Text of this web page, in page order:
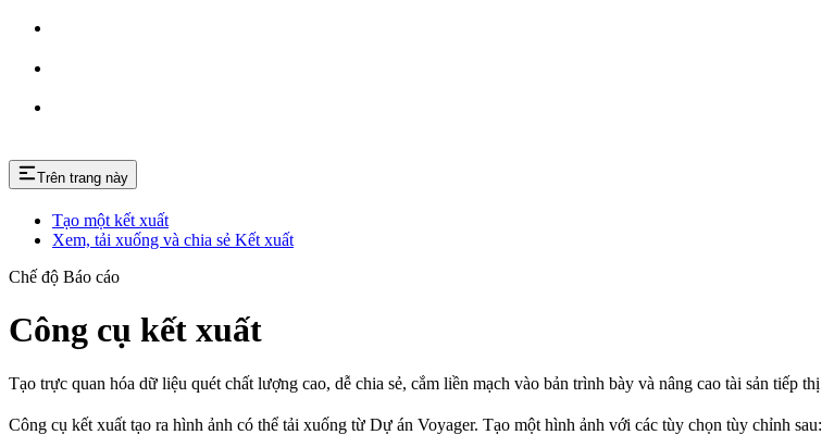
Trên trang này
Tạo một kết xuất
Xem, tải xuống và chia sẻ Kết xuất
Chế độ Báo cáo
Công cụ kết xuất
Tạo trực quan hóa dữ liệu quét chất lượng cao, dễ chia sẻ, cắm liền mạch vào bản trình bày và nâng cao tài sản tiếp thị
Công cụ kết xuất tạo ra hình ảnh có thể tải xuống từ Dự án Voyager. Tạo một hình ảnh với các tùy chọn tùy chỉnh sau: